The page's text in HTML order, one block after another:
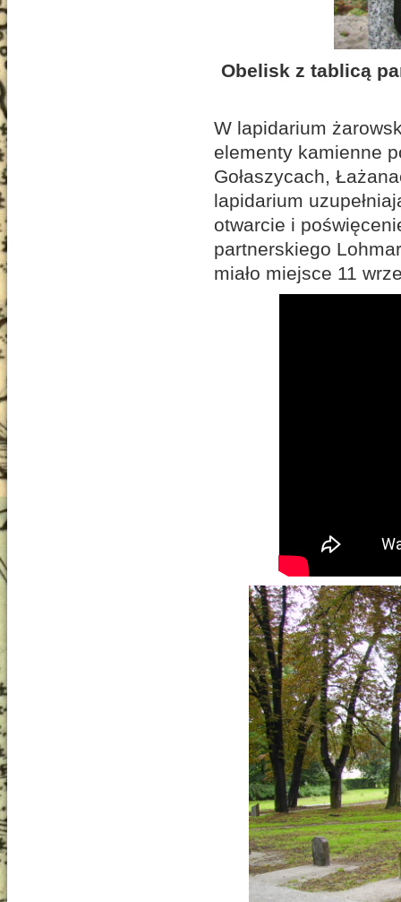
Obelisk z tablicą
W lapidarium
elementy kamienne
Gołaszycach,
lapidarium
otwarcie i
partnerskiego
miało miejsce 11